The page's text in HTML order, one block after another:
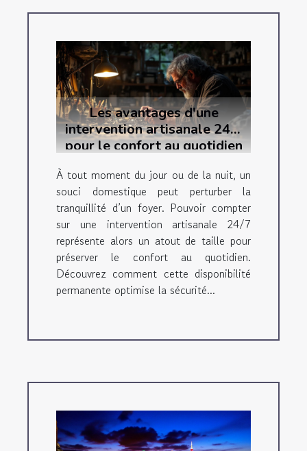
Les avantages d'une
intervention artisanale 24/7
pour le confort au quotidien
À tout moment du jour ou de la nuit, un
souci domestique peut perturber la
tranquillité d’un foyer. Pouvoir compter
sur une intervention artisanale 24/7
représente alors un atout de taille pour
préserver le confort au quotidien.
Découvrez comment cette disponibilité
permanente optimise la sécurité...